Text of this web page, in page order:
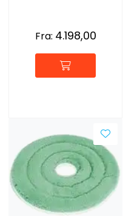
Fra: 4.198,00